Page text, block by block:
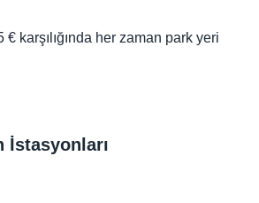
karşılığında her zaman park yeri
İstasyonları